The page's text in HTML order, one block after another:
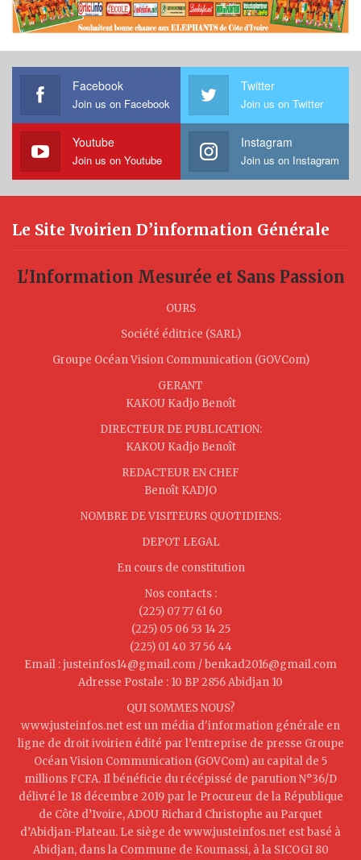
Facebook
Join us on Facebook
Twitter
Join us on Twitter
Youtube
Join us on Youtube
Instagram
Join us on Instagram
Le Site Ivoirien D’information Générale
L'Information Mesurée et Sans Passion
OURS
Société éditrice (SARL)
Groupe Océan Vision Communication (GOVCom)
GERANT
KAKOU Kadjo Benoît
DIRECTEUR DE PUBLICATION:
KAKOU Kadjo Benoît
REDACTEUR EN CHEF
Benoît KADJO
NOMBRE DE VISITEURS QUOTIDIENS:
DEPOT LEGAL
En cours de constitution
Nos contacts :
(225) 07 77 61 60
(225) 05 06 53 14 25
(225) 01 40 37 56 44
Email : justeinfos14@gmail.com / benkad2016@gmail.com
Adresse Postale : 10 BP 2856 Abidjan 10
QUI SOMMES NOUS?
www.justeinfos.net est un média d'information générale en
ligne de droit ivoirien édité par l’entreprise de presse Groupe
Océan Vision Communication (GOVCom) au capital de 5
millions FCFA. Il bénéficie du récépissé de parution N°36/D
délivré le 18 décembre 2019 par le Procureur de la République
de Côte d’Ivoire, ADOU Richard Christophe au Parquet
d’Abidjan-Plateau. Le siège de www.justeinfos.net est basé à
Abidjan, dans la Commune de Koumassi, à la SICOGI 80